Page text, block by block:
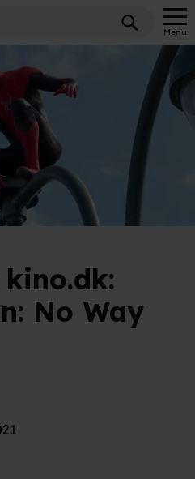
Menu
No Way